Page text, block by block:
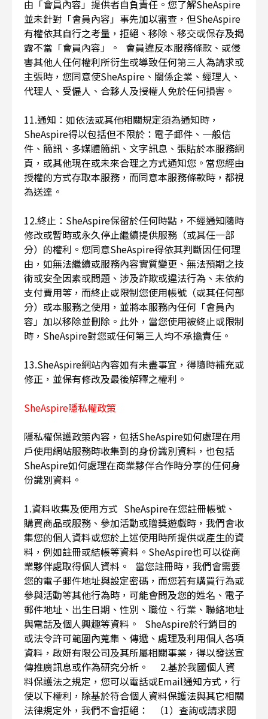
由「會員內容」提供者自負責任。您了解SheAspire
並未針對「會員內容」事先加以審查，但SheAspire
有權依其自行之考量，拒絕、移除、移交或保存及揭
露不當「會員內容」。 會員違反本服務條款、或侵
害其他人任何權利所衍生或導致任何第三人為請求或
主張時，您同意使SheAspire、關係企業、經理人、
代理人、受僱人、合夥人及授權人免於任何損害。
11.通知：如依法或其他相關規定須為通知時，
SheAspire得以包括但不限於：電子郵件、一般信
件、簡訊、多媒體簡訊、文字訊息、張貼於本服務網
頁，或其他現在或未來合理之方式通知您。當您經由
授權的方式存取本服務，而同意本服務條款時，都視
為送達。
12.終止：SheAspire保留於任何時點，不經通知隨時
修改或暫時或永久停止繼續提供服務（或其任一部
分）的權利。您同意SheAspire得依其判斷因任何理
由，如無法繼續或服務內容實質變更、無法預期之技
術或安全因素或問題、涉及詐欺或違法行為、未依約
支付費用等，而終止或限制您使用帳號（或其任何部
分）或本服務之使用，並將本服務內任何「會員內
容」加以移除並刪除。此外，當您使用被終止或限制
時，SheAspire對您或任何第三人均不承擔責任。
13.SheAspire網站內容如有未盡事宜，得隨時補充或
修正，並保有修改及最後解釋之權利。
SheAspire隱私權政策
隱私權保護政策內容，包括SheAspire如何處理在用
戶使用網站服務時收集到的身份識別資料，也包括
SheAspire如何處理在商業夥伴合作時分享的任何身
份識別資料。
1.資料收集及使用方式 SheAspire在您註冊帳號、
購買商品或服務、參加活動或贈獎遊戲時，我們會收
集您的個人資料或您於上述使用時所提供或產生的資
料，例如註冊或結帳等資料。SheAspire也可以從商
業夥伴處取得個人資料。 當您註冊時，我們會需要
您的電子郵件地址與設定密碼，而您若有購買行為或
參與活動等其他行為時，可能會問及您的姓名、電子
郵件地址、出生日期、性別、職位、行業、聯絡地址
與電話及個人興趣等資料。 SheAspire於行銷目的
或法令許可範圍內蒐集、傳遞、處理及利用個人各項
資料，啟妍有限公司及其所屬相關事業，得以發送宣
傳推廣訊息或作為研究分析。 2.基於我國個人資
料保護法之規定，您可以電話或Email通知方式，行
使以下權利，除基於符合個人資料保護法與其它相關
法律規定外，我們不會拒絕： （1）查詢或請求閱